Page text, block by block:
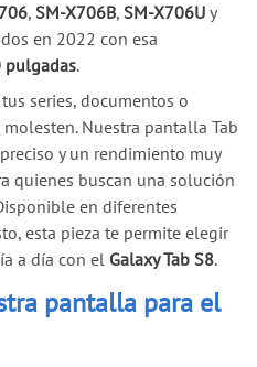
, SM-X706B, SM-X706U y
en 2022 con esa
pulgadas.
series, documentos o
Nuestra pantalla Tab
y un rendimiento muy
quienes buscan una solución
en diferentes
esta pieza te permite elegir
a día con el Galaxy Tab S8.
pantalla para el